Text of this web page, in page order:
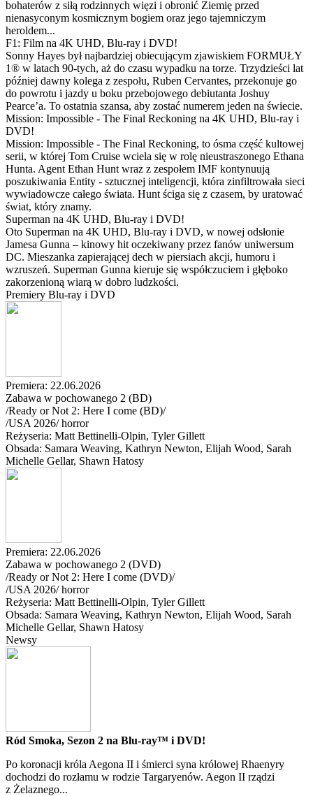
bohaterów z siłą rodzinnych więzi i obronić Ziemię przed
nienasyconym kosmicznym bogiem oraz jego tajemniczym
heroldem...
F1: Film na 4K UHD, Blu-ray i DVD!
Sonny Hayes był najbardziej obiecującym zjawiskiem FORMUŁY
1® w latach 90-tych, aż do czasu wypadku na torze. Trzydzieści lat
później dawny kolega z zespołu, Ruben Cervantes, przekonuje go
do powrotu i jazdy u boku przebojowego debiutanta Joshuy
Pearce’a. To ostatnia szansa, aby zostać numerem jeden na świecie.
Mission: Impossible - The Final Reckoning na 4K UHD, Blu-ray i
DVD!
Mission: Impossible - The Final Reckoning, to ósma część kultowej
serii, w której Tom Cruise wciela się w rolę nieustraszonego Ethana
Hunta. Agent Ethan Hunt wraz z zespołem IMF kontynuują
poszukiwania Entity - sztucznej inteligencji, która zinfiltrowała sieci
wywiadowcze całego świata. Hunt ściga się z czasem, by uratować
świat, który znamy.
Superman na 4K UHD, Blu-ray i DVD!
Oto Superman na 4K UHD, Blu-ray i DVD, w nowej odsłonie
Jamesa Gunna – kinowy hit oczekiwany przez fanów uniwersum
DC. Mieszanka zapierającej dech w piersiach akcji, humoru i
wzruszeń. Superman Gunna kieruje się współczuciem i głęboko
zakorzenioną wiarą w dobro ludzkości.
Premiery Blu-ray i DVD
Premiera: 22.06.2026
Zabawa w pochowanego 2 (BD)
/Ready or Not 2: Here I come (BD)/
/USA 2026/horror
Reżyseria: Matt Bettinelli-Olpin, Tyler Gillett
Obsada: Samara Weaving, Kathryn Newton, Elijah Wood, Sarah
Michelle Gellar, Shawn Hatosy
Premiera: 22.06.2026
Zabawa w pochowanego 2 (DVD)
/Ready or Not 2: Here I come (DVD)/
/USA 2026/horror
Reżyseria: Matt Bettinelli-Olpin, Tyler Gillett
Obsada: Samara Weaving, Kathryn Newton, Elijah Wood, Sarah
Michelle Gellar, Shawn Hatosy
Newsy
Ród Smoka, Sezon 2 na Blu-ray™ i DVD!
Po koronacji króla Aegona II i śmierci syna królowej Rhaenyry
dochodzi do rozłamu w rodzie Targaryenów. Aegon II rządzi
z Żelaznego...